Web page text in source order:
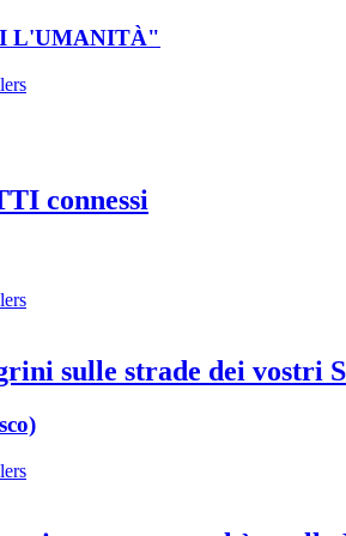
L'UMANITÀ"
connessi
sulle strade dei vostri